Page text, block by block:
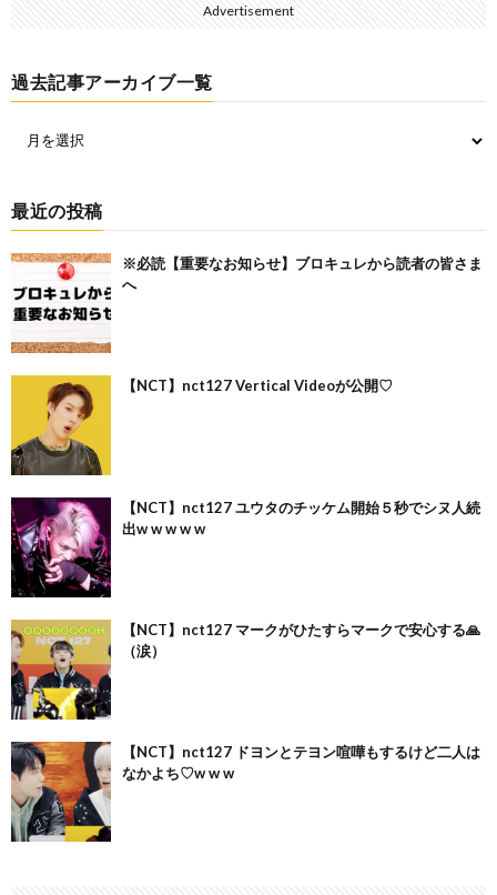
Advertisement
過去記事アーカイブ一覧
最近の投稿
※必読【重要なお知らせ】ブロキュレから読者の皆さま
へ
【NCT】nct127 Vertical Videoが公開♡
【NCT】nct127 ユウタのチッケム開始５秒でシヌ人続
出w w w w w
【NCT】nct127 マークがひたすらマークで安心する🙏
（涙）
【NCT】nct127 ドヨンとテヨン喧嘩もするけど二人は
なかよち♡w w w